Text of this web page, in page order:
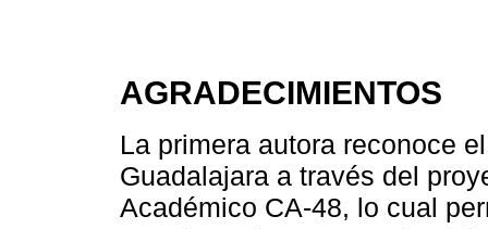
AGRADECIMIENTOS
La primera autora reconoce
Guadalajara a través del
Académico CA-48, lo cual